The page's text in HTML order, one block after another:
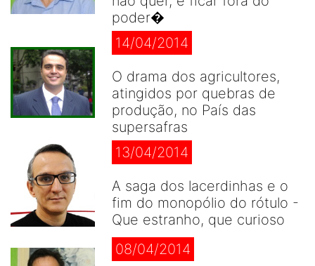
poder�
14/04/2014
O drama dos agricultores,
atingidos por quebras de
produção, no País das
supersafras
13/04/2014
A saga dos lacerdinhas e o
fim do monopólio do rótulo -
Que estranho, que curioso
08/04/2014